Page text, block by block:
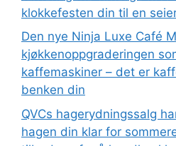
klokkefesten din til en
Den nye Ninja Luxe Café
kjøkkenoppgraderingen
kaffemaskiner – det er
benken din
QVCs hagerydningssalg
hagen din klar for